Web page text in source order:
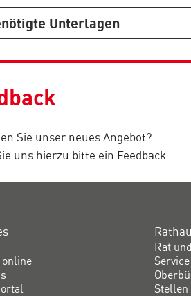
Unterlagen
Sie unser neues Angebot?
uns hierzu bitte ein Feedback.
Rat
Service